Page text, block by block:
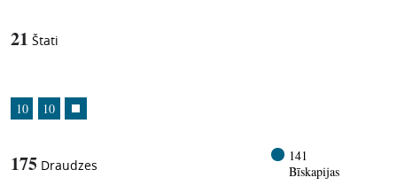
21 Štati
10 10
175 Draudzes
141
Bīskapijas